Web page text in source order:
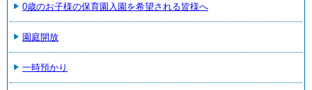
0歳のお子様の保育園入園を希望される皆様へ
園庭開放
一時預かり